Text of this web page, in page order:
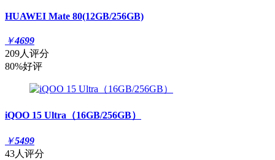
HUAWEI Mate 80(12GB/256GB)
￥4699
209人评分
80%好评
iQOO 15 Ultra（16GB/256GB）
￥5499
43人评分